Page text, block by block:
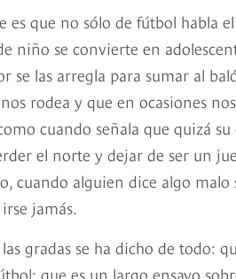
es que no sólo de fútbol habla
niño se convierte en
se las arregla para sumar al
rodea y que en ocasiones
cuando señala que quizá
el norte y dejar de ser un
cuando alguien dice algo
jamás.
gradas se ha dicho de todo:
que es un largo ensayo